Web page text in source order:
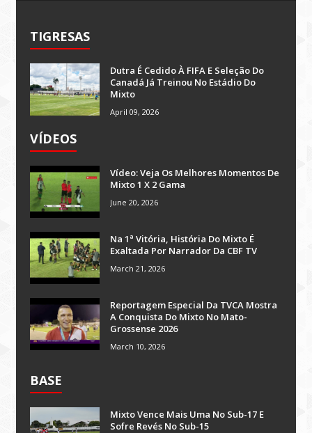
TIGRESAS
Dutra É Cedido À FIFA E Seleção Do
Canadá Já Treinou No Estádio Do
Mixto
April 09, 2026
VÍDEOS
Vídeo: Veja Os Melhores Momentos De
Mixto 1 X 2 Gama
June 20, 2026
Na 1ª Vitória, História Do Mixto É
Exaltada Por Narrador Da CBF TV
March 21, 2026
Reportagem Especial Da TVCA Mostra
A Conquista Do Mixto No Mato-
Grossense 2026
March 10, 2026
BASE
Mixto Vence Mais Uma No Sub-17 E
Sofre Revés No Sub-15